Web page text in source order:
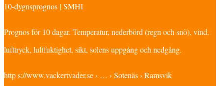
10-dygnsprognos | SMHI
Prognos för 10 dagar. Temperatur, nederbörd (regn och snö), vind,
lufttryck, luftfuktighet, sikt, solens uppgång och nedgång.
http s://www.vackertvader.se › … › Sotenäs › Ramsvik